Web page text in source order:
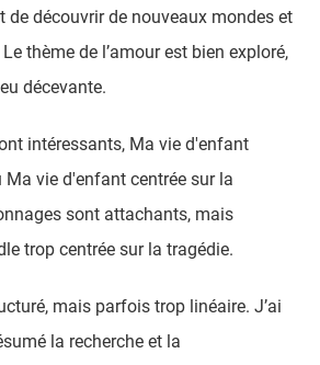
de découvrir de nouveaux mondes et
thème de l’amour est bien exploré,
décevante.
intéressants, Ma vie d'enfant
Ma vie d'enfant centrée sur la
sont attachants, mais
trop centrée sur la tragédie.
mais parfois trop linéaire. J’ai
la recherche et la